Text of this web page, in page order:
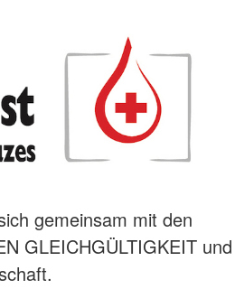
gemeinsam mit den
GLEICHGÜLTIGKEIT und